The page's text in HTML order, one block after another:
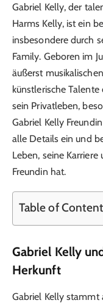
Gabriel Kelly, der
Harms Kelly, ist ein
insbesondere durch
Family. Geboren im
äußerst
künstlerische
sein Privatleben,
Gabriel Kelly
alle Details ein und
Leben, seine
Freundin hat.
Table of
Gabriel Kelly
Herkunft
Gabriel Kelly stammt